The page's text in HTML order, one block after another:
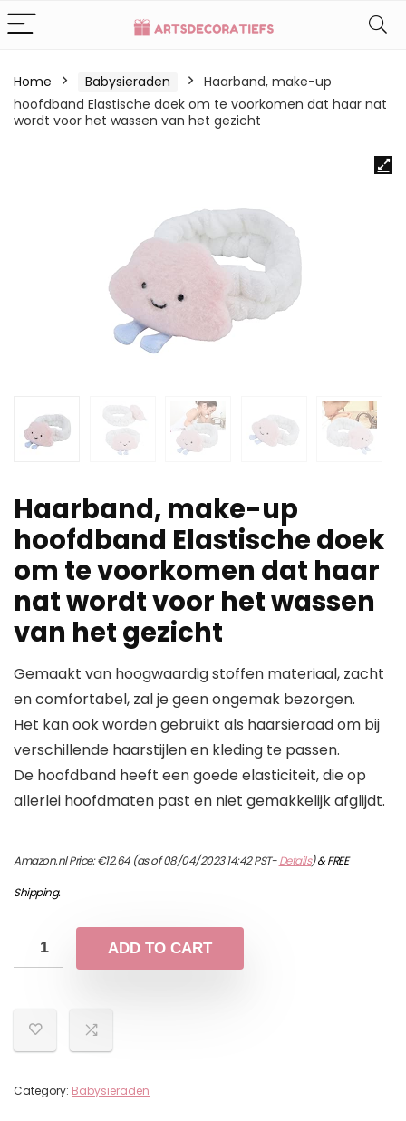
Home Babysieraden
Haarband, make-up
hoofdband Elastische doek om te voorkomen dat haar nat
wordt voor het wassen van het gezicht
Haarband, make-up
hoofdband Elastische doek
om te voorkomen dat haar
nat wordt voor het wassen
van het gezicht
Gemaakt van hoogwaardig stoffen materiaal, zacht
en comfortabel, zal je geen ongemak bezorgen.
Het kan ook worden gebruikt als haarsieraad om bij
verschillende haarstijlen en kleding te passen.
De hoofdband heeft een goede elasticiteit, die op
allerlei hoofdmaten past en niet gemakkelijk afglijdt.
Amazon.nl Price:€12.64(as of 08/04/2023 14:42 PST-Details)&FREE
Shipping.
ADD TO CART
Category: Babysieraden